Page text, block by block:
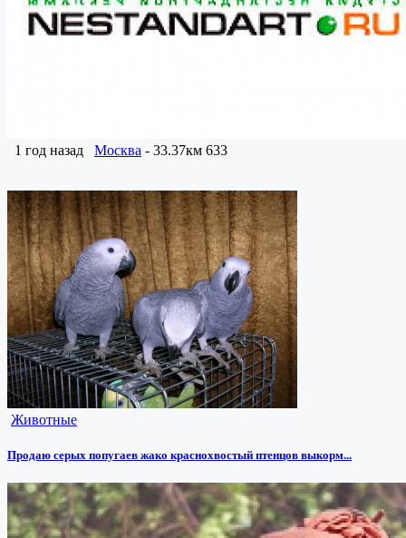
1 год назад Москва - 33.37км 633
Животные
Продаю серых попугаев жако краснохвостый птенцов выкорм...